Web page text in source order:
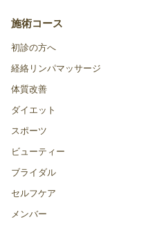
施術コース
初診の方へ
経絡リンパマッサージ
体質改善
ダイエット
スポーツ
ビューティー
ブライダル
セルフケア
メンバー